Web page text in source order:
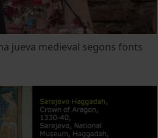
jueva medieval segons fonts